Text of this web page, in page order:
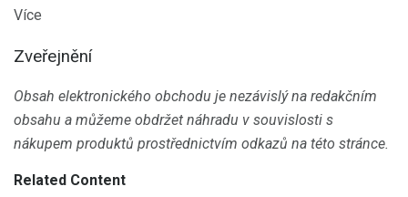
Více
Zveřejnění
Obsah elektronického obchodu je nezávislý na redakčním
obsahu a můžeme obdržet náhradu v souvislosti s
nákupem produktů prostřednictvím odkazů na této stránce.
Related Content